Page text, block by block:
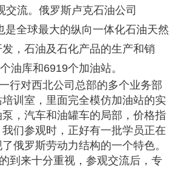
流。俄罗斯卢克石油公司
是全球最大的纵向一体化石油天然
，石油及石化产品的生产和销
油库和6919个加油站。
对西北公司总部的多个业务部
训室，里面完全模仿加油站的实
，汽车和油罐车的局部，价格指
们参观时，正好有一批学员正在
俄罗斯劳动力结构的一个特色。
到来十分重视，参观交流后，专